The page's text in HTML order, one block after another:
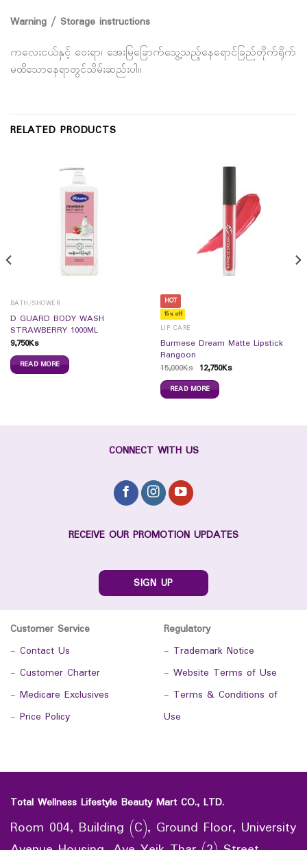
Warning / Storage instructions
ကလေးငယ်နှင့် ဝေးရာ၊ အေးမြခြောက်သွေ့သည့်နေရောင်ခြည်တိုက်ရိုက်
မထိသောနေရာတွင်သိမ်းဆည်းပါ၊၊
RELATED PRODUCTS
BATH/SHOWER
D GUARD BODY WASH
STRAWBERRY 1000ML
9,750Ks
READ MORE
HOT
15% off
LIP CARE
Burmese Dream Matte Lipstick
Rangoon
15,000Ks 12,750Ks
READ MORE
CONNECT WITH US
RECEIVE OUR PROMOTION UPDATES
SIGN UP
Customer Service
- Contact Us
- Customer Charter
- Medicare Exclusives
- Price Policy
Regulatory
- Trademark Notice
- Website Terms of Use
- Terms & Conditions of
Use
Total Wellness Lifestyle Beauty Mart CO., LTD.
Room 004, Building (C), Ground Floor, University